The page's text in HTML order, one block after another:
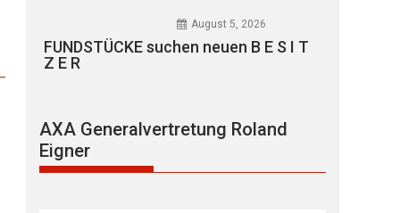
August 5, 2026
FUNDSTÜCKE suchen neuen B E S I T
Z E R
AXA Generalvertretung Roland
Eigner